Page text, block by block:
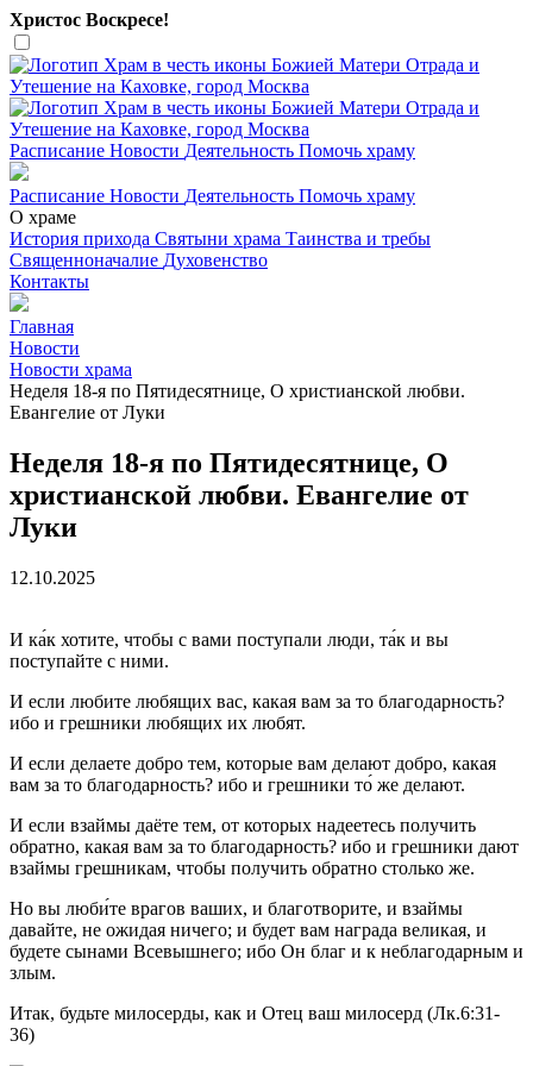
Христос Воскресе!
Расписание Новости Деятельность Помочь храму
Расписание Новости Деятельность Помочь храму
О храме
История прихода Святыни храма Таинства и требы
Священноначалие Духовенство
Контакты
Главная
Новости
Новости храма
Неделя 18-я по Пятидесятнице, О христианской любви.
Евангелие от Луки
Неделя 18-я по Пятидесятнице, О
христианской любви. Евангелие от
Луки
12.10.2025
И ка́к хотите, чтобы с вами поступали люди, та́к и вы
поступайте с ними.
И если любите любящих вас, какая вам за то благодарность?
ибо и грешники любящих их любят.
И если делаете добро тем, которые вам делают добро, какая
вам за то благодарность? ибо и грешники то́ же делают.
И если взаймы даёте тем, от которых надеетесь получить
обратно, какая вам за то благодарность? ибо и грешники дают
взаймы грешникам, чтобы получить обратно столько же.
Но вы люби́те врагов ваших, и благотворите, и взаймы
давайте, не ожидая ничего; и будет вам награда великая, и
будете сынами Всевышнего; ибо Он благ и к неблагодарным и
злым.
Итак, будьте милосерды, как и Отец ваш милосерд (Лк.6:31-
36)